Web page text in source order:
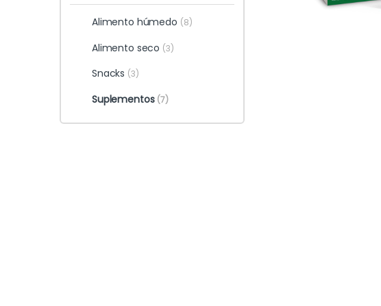
Alimento húmedo (8)
Alimento seco (3)
Snacks (3)
Suplementos (7)